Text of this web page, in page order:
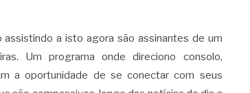
a isto agora são assinantes de um
Um programa onde direciono consolo,
a oportunidade de se conectar com seus